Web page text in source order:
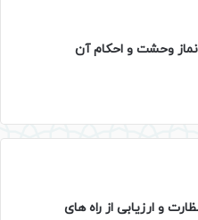
وحشت و احکام آن
و ارزیابی از راه های